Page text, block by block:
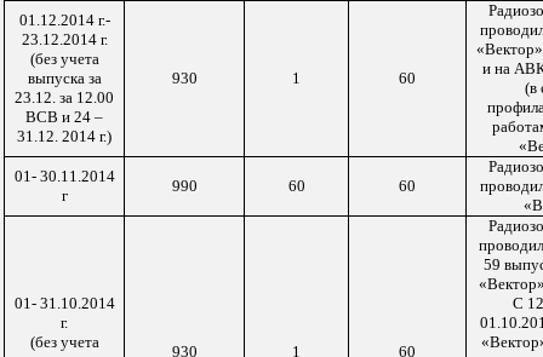
01.12.2014 г.-
23.12.2014 г.
(без учета
выпуска за
23.12. за 12.00
ВСВ и 24 –
31.12. 2014 г.)
930 1 60
и на
(в
01- 30.11.2014
г
990 60 60
01- 31.10.2014
г.
(без учета
930 1 60
59
С